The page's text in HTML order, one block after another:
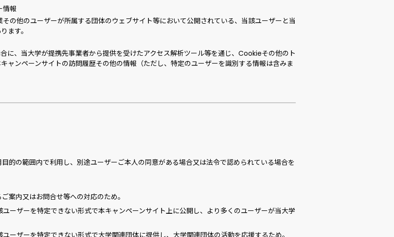
情報
の他のユーザーが所属する団体のウェブサイト等において公開されている、当該ユーザーと当
ます。
に、当大学が提携先事業者から提供を受けたアクセス解析ツール等を通じ、Cookieその他のト
ャンペーンサイトの訪問履歴その他の情報（ただし、特定のユーザーを識別する情報は含みま
的の範囲内で利用し、別途ユーザーご本人の同意がある場合又は法令で認められている場合を
案内又はお問合せ等への対応のため。
ーザーを特定できない形式で本キャンペーンサイト上に公開し、より多くのユーザーが当大学
ーザーを特定できない形式で大学関連団体に提供し、大学関連団体の活動を応援するため。